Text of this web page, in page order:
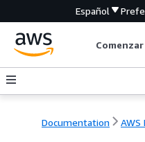
Español
Comenzar
Documentation AWS